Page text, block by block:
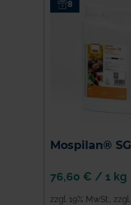
8
Mospilan® SG
zzgl. 19% MwSt.
zzgl.
76,60 € / 1 kg